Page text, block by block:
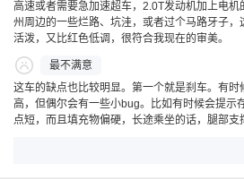
高速或者需要急加速超车，2.0T发动机加上电
州周边的一些烂路、坑洼，或者过个马路牙子
活泼，又比红色低调，很符合我现在的审美。
最不满意
这车的缺点也比较明显。第一个就是刹车。有
高，但偶尔会有一些小bug。比如有时候会提
点短，而且填充物偏硬，长途乘坐的话，腿部